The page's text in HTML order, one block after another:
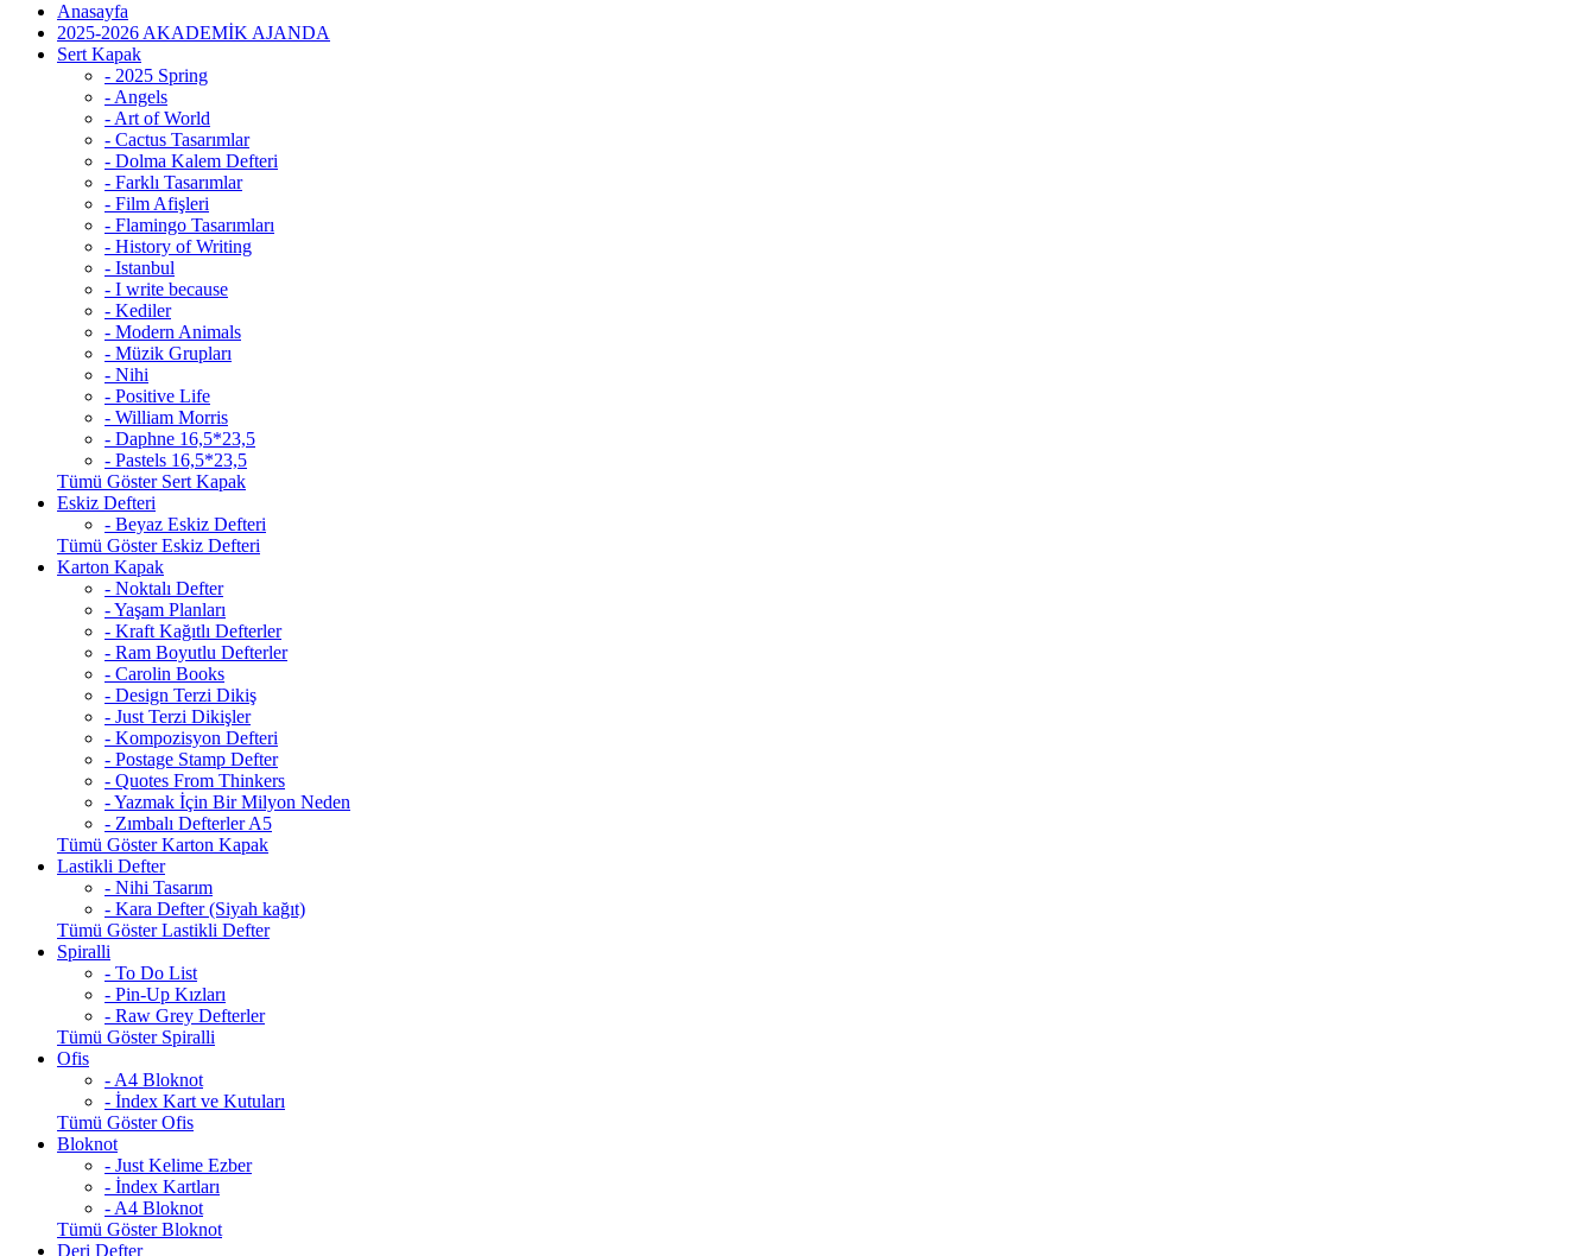
Anasayfa
2025-2026 AKADEMİK AJANDA
Sert Kapak
- 2025 Spring
- Angels
- Art of World
- Cactus Tasarımlar
- Dolma Kalem Defteri
- Farklı Tasarımlar
- Film Afişleri
- Flamingo Tasarımları
- History of Writing
- Istanbul
- I write because
- Kediler
- Modern Animals
- Müzik Grupları
- Nihi
- Positive Life
- William Morris
- Daphne 16,5*23,5
- Pastels 16,5*23,5
Tümü Göster Sert Kapak
Eskiz Defteri
- Beyaz Eskiz Defteri
Tümü Göster Eskiz Defteri
Karton Kapak
- Noktalı Defter
- Yaşam Planları
- Kraft Kağıtlı Defterler
- Ram Boyutlu Defterler
- Carolin Books
- Design Terzi Dikiş
- Just Terzi Dikişler
- Kompozisyon Defteri
- Postage Stamp Defter
- Quotes From Thinkers
- Yazmak İçin Bir Milyon Neden
- Zımbalı Defterler A5
Tümü Göster Karton Kapak
Lastikli Defter
- Nihi Tasarım
- Kara Defter (Siyah kağıt)
Tümü Göster Lastikli Defter
Spiralli
- To Do List
- Pin-Up Kızları
- Raw Grey Defterler
Tümü Göster Spiralli
Ofis
- A4 Bloknot
- İndex Kart ve Kutuları
Tümü Göster Ofis
Bloknot
- Just Kelime Ezber
- İndex Kartları
- A4 Bloknot
Tümü Göster Bloknot
Deri Defter